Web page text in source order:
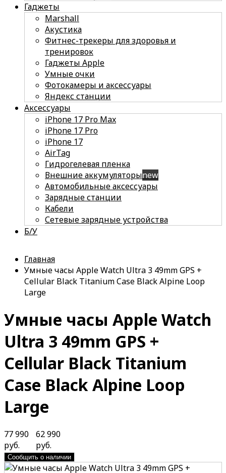
Гаджеты
Marshall
Акустика
Фитнес-трекеры для здоровья и
тренировок
Гаджеты Apple
Умные очки
Фотокамеры и аксессуары
Яндекс станции
Аксессуары
iPhone 17 Pro Max
iPhone 17 Pro
iPhone 17
AirTag
Гидрогелевая пленка
Внешние аккумуляторыnew
Автомобильные аксессуары
Зарядные станции
Кабели
Сетевые зарядные устройства
Б/У
Главная
Умные часы Apple Watch Ultra 3 49mm GPS +
Cellular Black Titanium Case Black Alpine Loop
Large
Умные часы Apple Watch
Ultra 3 49mm GPS +
Cellular Black Titanium
Case Black Alpine Loop
Large
77 990
руб.
62 990
руб.
Сообщить о наличии